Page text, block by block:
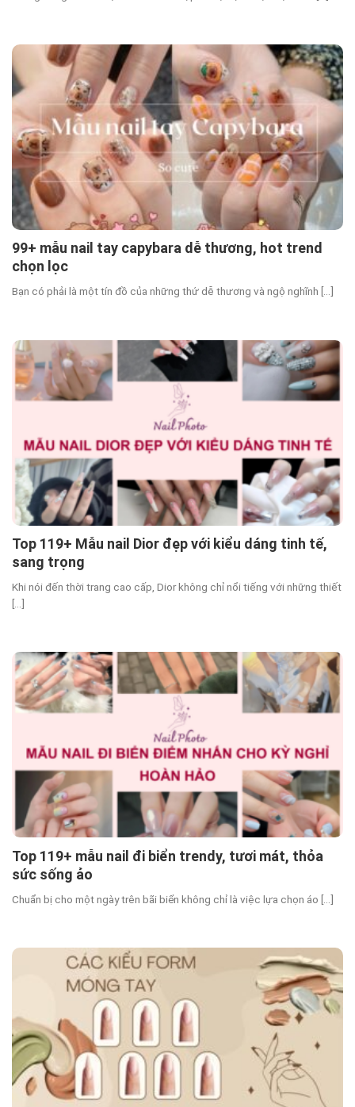
99+ mẫu nail tay capybara dễ thương, hot trend
chọn lọc
Bạn có phải là một tín đồ của những thứ dễ thương và ngộ nghĩnh [...]
Top 119+ Mẫu nail Dior đẹp với kiểu dáng tinh tế,
sang trọng
Khi nói đến thời trang cao cấp, Dior không chỉ nổi tiếng với những thiết
[...]
Top 119+ mẫu nail đi biển trendy, tươi mát, thỏa
sức sống ảo
Chuẩn bị cho một ngày trên bãi biển không chỉ là việc lựa chọn áo [...]